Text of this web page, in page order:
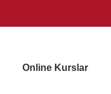
Online Kurslar